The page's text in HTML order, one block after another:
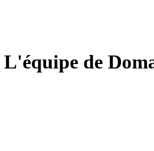
L'équipe de